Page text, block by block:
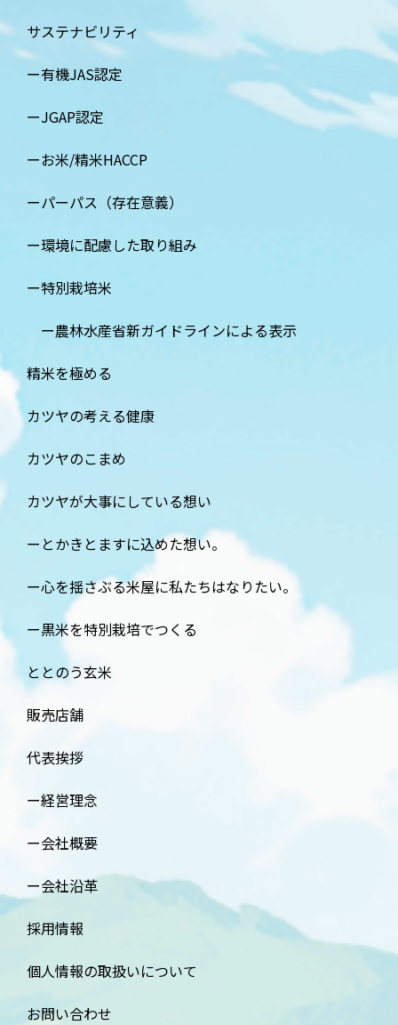
サステナビリティ
有機JAS認定
JGAP認定
お米/精米HACCP
パーパス（存在意義）
環境に配慮した取り組み
特別栽培米
農林水産省新ガイドラインによる表示
精米を極める
カツヤの考える健康
カツヤのこまめ
カツヤが大事にしている想い
とかきとますに込めた想い。
心を揺さぶる米屋に私たちはなりたい。
黒米を特別栽培でつくる
ととのう玄米
販売店舗
代表挨拶
経営理念
会社概要
会社沿革
採用情報
個人情報の取扱いについて
お問い合わせ